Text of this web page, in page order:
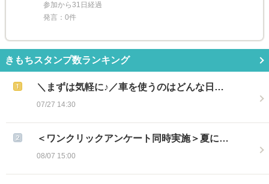
参加から31日経過
発言：0件
きもちスタンプ数ランキング
＼まずは気軽に♪／車を使うのはどんな日…
07/27 14:30
＜ワンクリックアンケート同時実施＞夏に…
08/07 15:00